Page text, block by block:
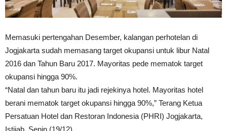
Memasuki pertengahan Desember, kalangan perhotelan di
Jogjakarta sudah memasang target okupansi untuk libur Natal
2016 dan Tahun Baru 2017. Mayoritas pede mematok target
okupansi hingga 90%.
“Natal dan tahun baru itu jadi rejekinya hotel. Mayoritas hotel
berani mematok target okupansi hingga 90%,” Terang Ketua
Persatuan Hotel dan Restoran Indonesia (PHRI) Jogjakarta,